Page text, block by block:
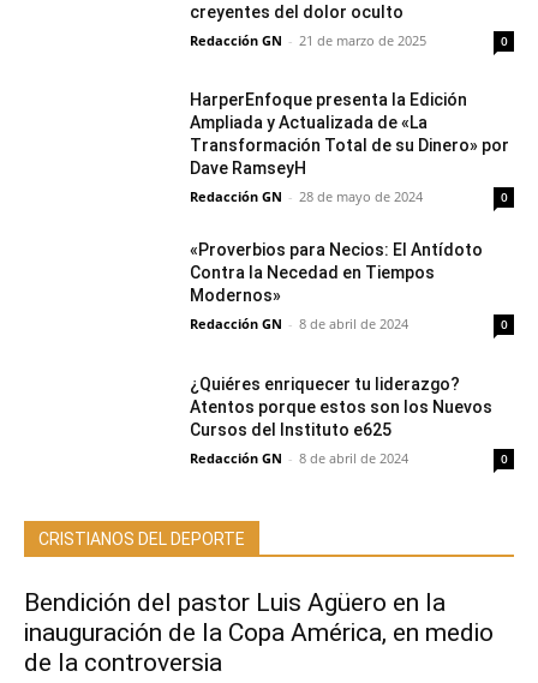
creyentes del dolor oculto
Redacción GN - 21 de marzo de 2025 0
HarperEnfoque presenta la Edición
Ampliada y Actualizada de «La
Transformación Total de su Dinero» por
Dave RamseyH
Redacción GN - 28 de mayo de 2024 0
«Proverbios para Necios: El Antídoto
Contra la Necedad en Tiempos
Modernos»
Redacción GN - 8 de abril de 2024 0
¿Quiéres enriquecer tu liderazgo?
Atentos porque estos son los Nuevos
Cursos del Instituto e625
Redacción GN - 8 de abril de 2024 0
CRISTIANOS DEL DEPORTE
Bendición del pastor Luis Agüero en la
inauguración de la Copa América, en medio
de la controversia